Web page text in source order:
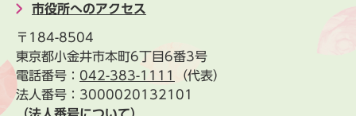
市役所へのアクセス
〒184-8504
東京都小金井市本町6丁目6番3号
電話番号： 042-383-1111
（代表）
法人番号：3000020132101
（法人番号について）